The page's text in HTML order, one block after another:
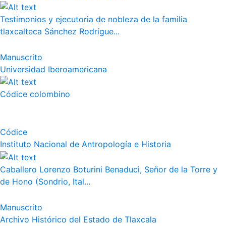
Testimonios y ejecutoria de nobleza de la familia
tlaxcalteca Sánchez Rodrígue...
Manuscrito
Universidad Iberoamericana
Códice colombino
Códice
Instituto Nacional de Antropología e Historia
Caballero Lorenzo Boturini Benaduci, Señor de la Torre y
de Hono (Sondrio, Ital...
Manuscrito
Archivo Histórico del Estado de Tlaxcala